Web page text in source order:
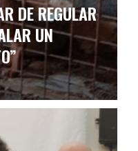
DE REGULAR
UN